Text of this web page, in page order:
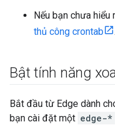
Nếu bạn chưa hiểu
thủ công crontab
.
Bật tính năng
Bắt đầu từ Edge dành
bạn cài đặt một edge-*